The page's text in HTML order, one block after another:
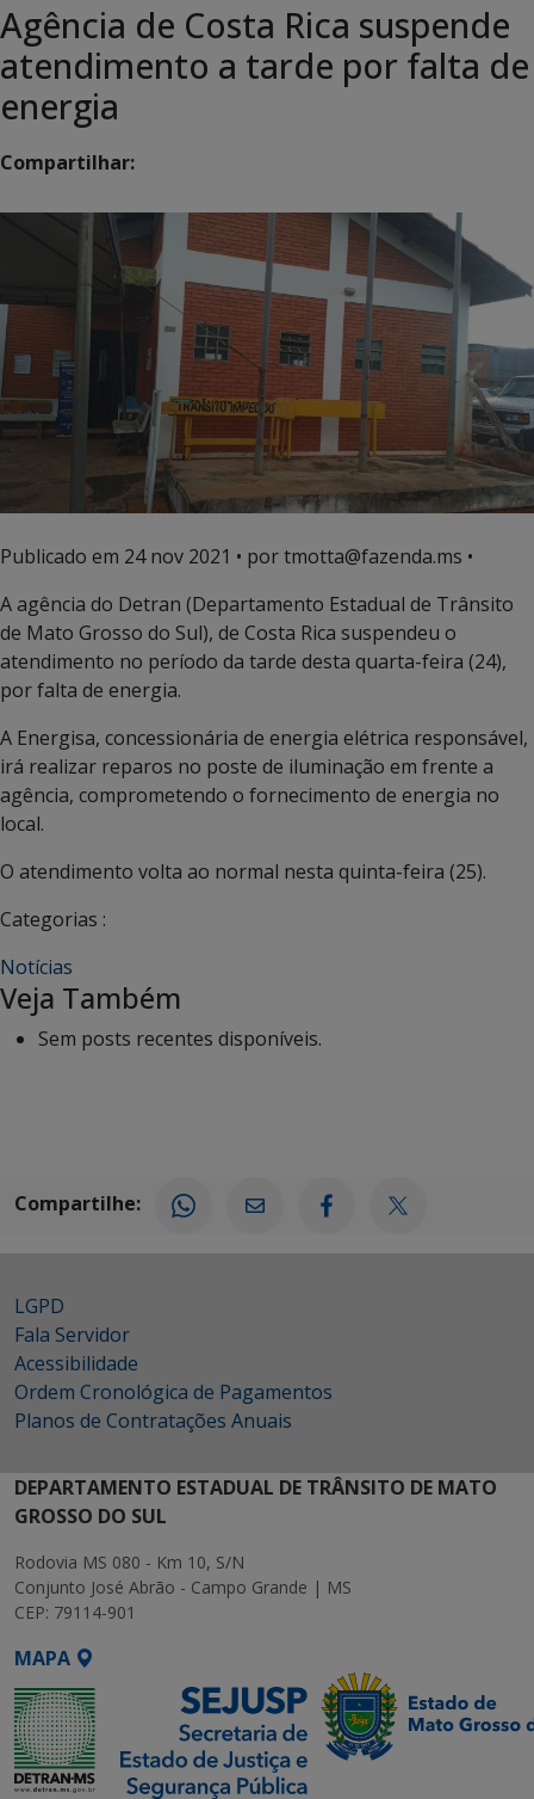
Agência de Costa Rica suspende
atendimento a tarde por falta de
energia
Compartilhar:
Publicado em 24 nov 2021 • por tmotta@fazenda.ms •
A agência do Detran (Departamento Estadual de Trânsito
de Mato Grosso do Sul), de Costa Rica suspendeu o
atendimento no período da tarde desta quarta-feira (24),
por falta de energia.
A Energisa, concessionária de energia elétrica responsável,
irá realizar reparos no poste de iluminação em frente a
agência, comprometendo o fornecimento de energia no
local.
O atendimento volta ao normal nesta quinta-feira (25).
Categorias :
Notícias
Veja Também
Sem posts recentes disponíveis.
Compartilhe:
LGPD
Fala Servidor
Acessibilidade
Ordem Cronológica de Pagamentos
Planos de Contratações Anuais
DEPARTAMENTO ESTADUAL DE TRÂNSITO DE MATO
GROSSO DO SUL
Rodovia MS 080 - Km 10, S/N
Conjunto José Abrão - Campo Grande | MS
CEP: 79114-901
MAPA